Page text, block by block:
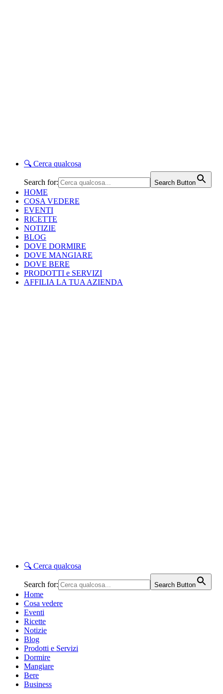
🔍 Cerca qualcosa
Search for: Search Button
HOME
COSA VEDERE
EVENTI
RICETTE
NOTIZIE
BLOG
DOVE DORMIRE
DOVE MANGIARE
DOVE BERE
PRODOTTI e SERVIZI
AFFILIA LA TUA AZIENDA
🔍 Cerca qualcosa
Search for: Search Button
Home
Cosa vedere
Eventi
Ricette
Notizie
Blog
Prodotti e Servizi
Dormire
Mangiare
Bere
Business